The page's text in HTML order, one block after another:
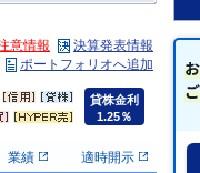
意情報
決算発表情報
ポートフォリオへ追加
貸株金利
1.25％
業績 適時開示